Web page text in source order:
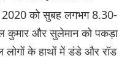
2020 को सुबह लगभग 8.30-
कुमार और सुलेमान को पकड़ा
के हाथों में डंडे और रॉड